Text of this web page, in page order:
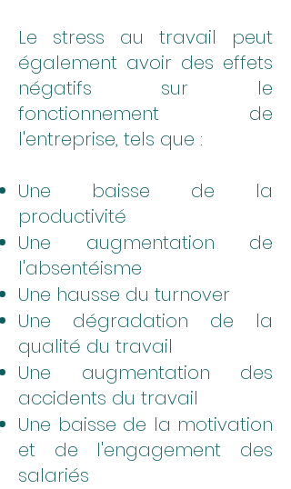
Le stress au travail peut
également avoir des effets
négatifs sur le
fonctionnement de
l'entreprise, tels que :
Une baisse de la
productivité
Une augmentation de
l'absentéisme
Une hausse du turnover
Une dégradation de la
qualité du travail
Une augmentation des
accidents du travail
Une baisse de la motivation
et de l'engagement des
salariés